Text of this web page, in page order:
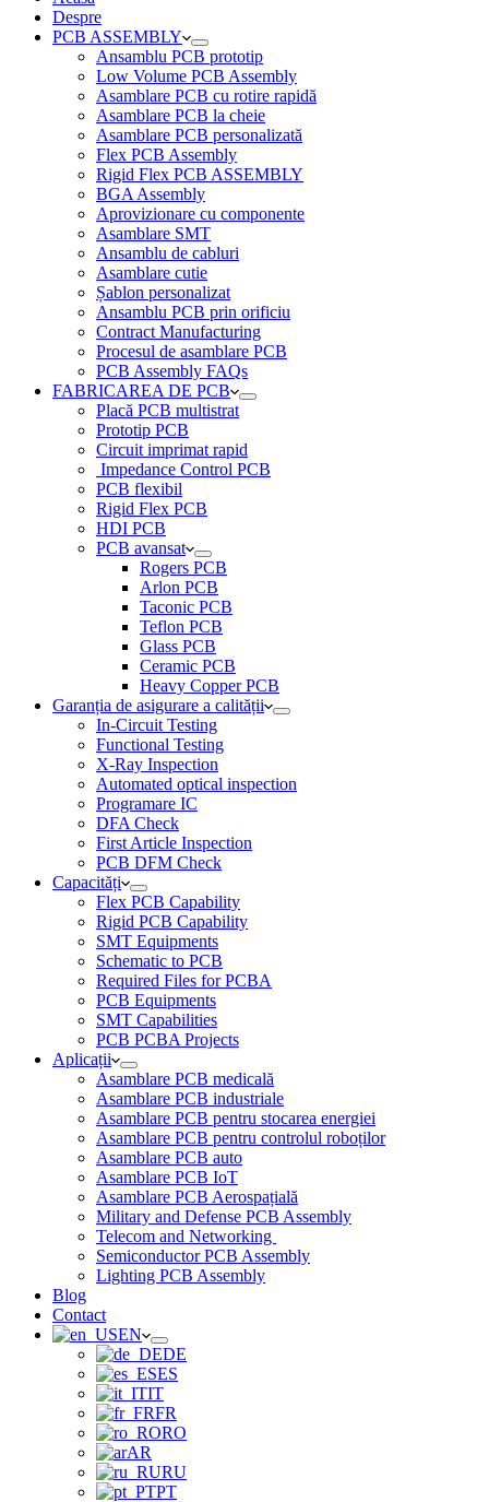
Despre
PCB ASSEMBLY
Ansamblu PCB prototip
Low Volume PCB Assembly
Asamblare PCB cu rotire rapidă
Asamblare PCB la cheie
Asamblare PCB personalizată
Flex PCB Assembly
Rigid Flex PCB ASSEMBLY
BGA Assembly
Aprovizionare cu componente
Asamblare SMT
Ansamblu de cabluri
Asamblare cutie
Șablon personalizat
Ansamblu PCB prin orificiu
Contract Manufacturing
Procesul de asamblare PCB
PCB Assembly FAQs
FABRICAREA DE PCB
Placă PCB multistrat
Prototip PCB
Circuit imprimat rapid
Impedance Control PCB
PCB flexibil
Rigid Flex PCB
HDI PCB
PCB avansat
Rogers PCB
Arlon PCB
Taconic PCB
Teflon PCB
Glass PCB
Ceramic PCB
Heavy Copper PCB
Garanția de asigurare a calității
In-Circuit Testing
Functional Testing
X-Ray Inspection
Automated optical inspection
Programare IC
DFA Check
First Article Inspection
PCB DFM Check
Capacități
Flex PCB Capability
Rigid PCB Capability
SMT Equipments
Schematic to PCB
Required Files for PCBA
PCB Equipments
SMT Capabilities
PCB PCBA Projects
Aplicații
Asamblare PCB medicală
Asamblare PCB industriale
Asamblare PCB pentru stocarea energiei
Asamblare PCB pentru controlul roboților
Asamblare PCB auto
Asamblare PCB IoT
Asamblare PCB Aerospațială
Military and Defense PCB Assembly
Telecom and Networking
Semiconductor PCB Assembly
Lighting PCB Assembly
Blog
Contact
EN
DE
ES
IT
FR
RO
AR
RU
PT